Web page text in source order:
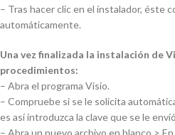
– Tras hacer clic en el instalador, éste
automáticamente.
Una vez finalizada la instalación de
procedimientos:
– Abra el programa Visio.
– Compruebe si se le solicita
es así introduzca la clave que se le
– Abra un nuevo archivo en blanco >